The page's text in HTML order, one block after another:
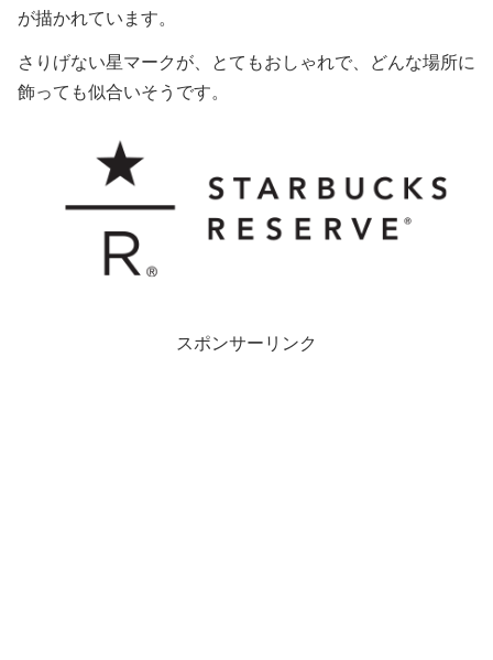
が描かれています。
さりげない星マークが、とてもおしゃれで、どんな場所に
飾っても似合いそうです。
スポンサーリンク